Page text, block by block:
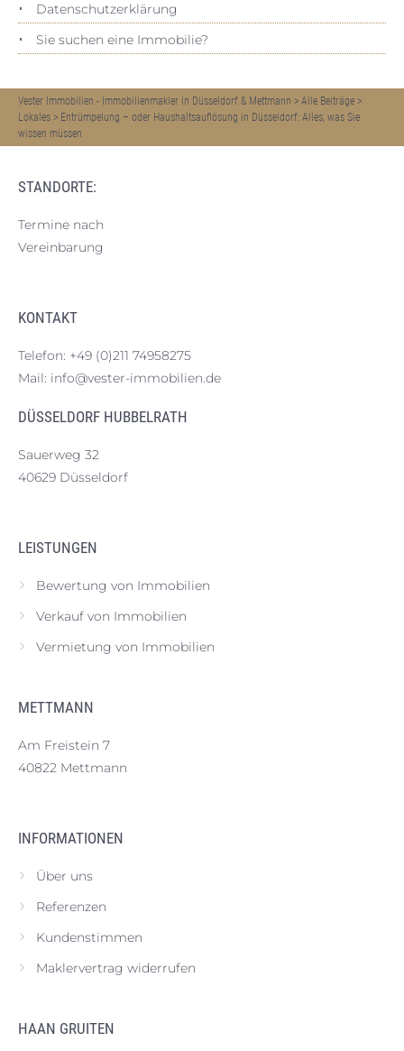
Datenschutz­erklärung
Sie suchen eine Immobilie?
Vester Immobilien - Immobilienmakler in Düsseldorf & Mettmann > Alle Beiträge >
Lokales > Entrümpelung – oder Haushaltsauflösung in Düsseldorf: Alles, was Sie
wissen müssen
STANDORTE:
Termine nach
Vereinbarung
KONTAKT
Telefon: +49 (0)211 74958275
Mail: info@vester-immobilien.de
DÜSSELDORF HUBBELRATH
Sauerweg 32
40629 Düsseldorf
LEISTUNGEN
Bewertung von Immobilien
Verkauf von Immobilien
Vermietung von Immobilien
METTMANN
Am Freistein 7
40822 Mettmann
INFORMATIONEN
Über uns
Referenzen
Kundenstimmen
Maklervertrag widerrufen
HAAN GRUITEN